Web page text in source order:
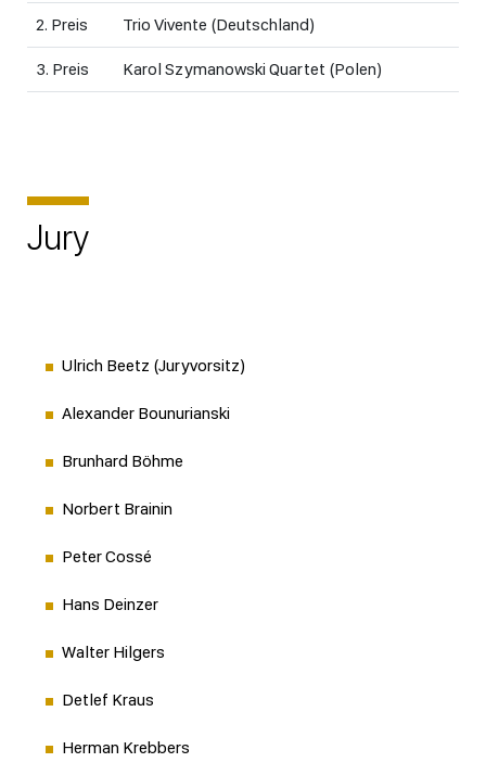
2. Preis Trio Vivente (Deutschland)
3. Preis Karol Szymanowski Quartet (Polen)
Jury
Ulrich Beetz (Juryvorsitz)
Alexander Bounurianski
Brunhard Böhme
Norbert Brainin
Peter Cossé
Hans Deinzer
Walter Hilgers
Detlef Kraus
Herman Krebbers